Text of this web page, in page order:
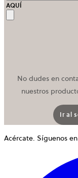
AQUÍ
No dudes en
nuestros
Ir al
Acércate. Síguenos